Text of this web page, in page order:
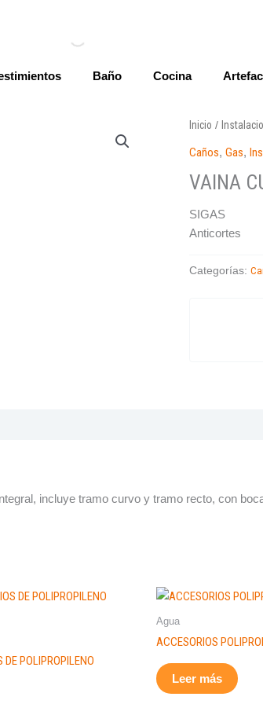
Baño Cocina
Inicio /
Caños,Gas,
VAINA
SIGAS
Anticortes
Categorías:
incluye tramo curvo y tramo recto, con
POLIPROPILENO
Agua
ACCESORIOS
Leer más